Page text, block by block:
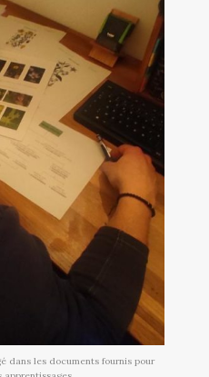
dans les documents fournis pour